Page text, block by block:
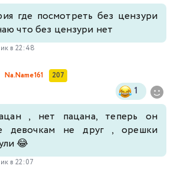
где посмотреть без цензури
что без цензури нет
в 22:48
Na.Name161 207
1
, нет пацана, теперь он
девочкам не друг , орешки
😂
в 22:07